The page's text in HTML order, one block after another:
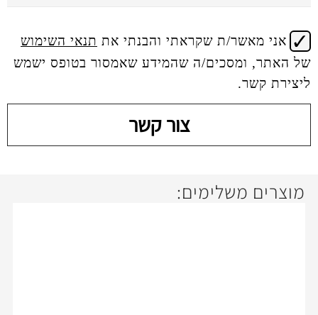
שקראתי והבנתי אתתנאי השימוש
ה שהמידע שאמסור בטופס ישמש